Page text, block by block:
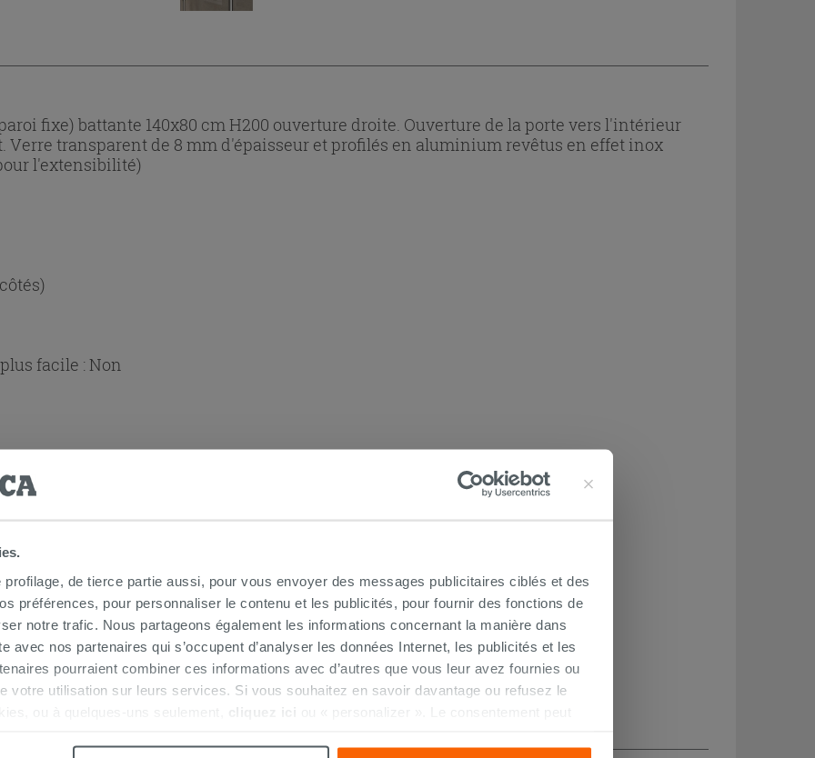
de tierce partie aussi, pour vous envoyer des messages publicitaires ciblés et des
préférences, pour personnaliser le contenu et les publicités, pour fournir des fonctions de
notre trafic. Nous partageons également les informations concernant la manière dans
avec nos partenaires qui s’occupent d’analyser les données Internet, les publicités et les
pourraient combiner ces informations avec d’autres que vous leur avez fournies ou
votre utilisation sur leurs services. Si vous souhaitez en savoir davantage ou refusez le
ou à quelques-uns seulement,
cliquez ici ou « personalizer ». Le consentement peut
fixe) battante 140x80 cm H200 ouverture droite. Ouverture de la porte vers l'intérieur
transparent de 8 mm d'épaisseur et profilés en aluminium revêtus en effet inox
l'extensibilité)
facile :Non
douche d'angle